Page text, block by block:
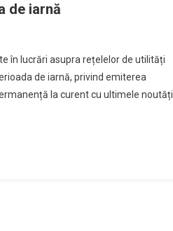
de iarnă
în lucrări asupra rețelelor de utilități
de iarnă, privind emiterea
la curent cu ultimele noutăți